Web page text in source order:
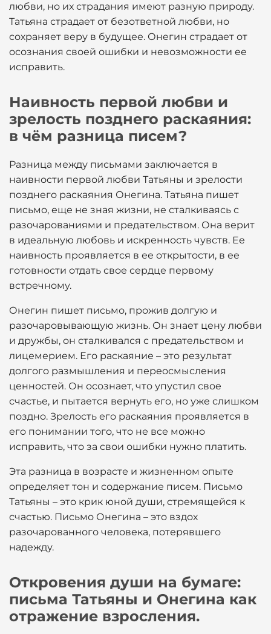
любви, но их страдания имеют разную природу.
Татьяна страдает от безответной любви, но
сохраняет веру в будущее. Онегин страдает от
осознания своей ошибки и невозможности ее
исправить.
Наивность первой любви и
зрелость позднего раскаяния:
в чём разница писем?
Разница между письмами заключается в
наивности первой любви Татьяны и зрелости
позднего раскаяния Онегина. Татьяна пишет
письмо, еще не зная жизни, не сталкиваясь с
разочарованиями и предательством. Она верит
в идеальную любовь и искренность чувств. Ее
наивность проявляется в ее открытости, в ее
готовности отдать свое сердце первому
встречному.
Онегин пишет письмо, прожив долгую и
разочаровывающую жизнь. Он знает цену любви
и дружбы, он сталкивался с предательством и
лицемерием. Его раскаяние – это результат
долгого размышления и переосмысления
ценностей. Он осознает, что упустил свое
счастье, и пытается вернуть его, но уже слишком
поздно. Зрелость его раскаяния проявляется в
его понимании того, что не все можно
исправить, что за свои ошибки нужно платить.
Эта разница в возрасте и жизненном опыте
определяет тон и содержание писем. Письмо
Татьяны – это крик юной души, стремящейся к
счастью. Письмо Онегина – это вздох
разочарованного человека, потерявшего
надежду.
Откровения души на бумаге:
письма Татьяны и Онегина как
отражение взросления.